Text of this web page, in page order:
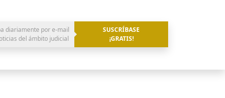
diariamente por e-mail
del ámbito judicial
SUSCRÍBASE
¡GRATIS!